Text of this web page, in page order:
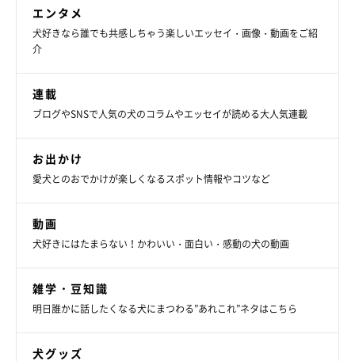
おもちちゃんってどんなコ？
エンタメ
犬好きなら誰でも共感しちゃう楽しいエッセイ・画像・動画をご紹
介
連載
ブログやSNSで人気の犬のコラムやエッセイが読める大人気連載
お出かけ
愛犬とのおでかけが楽しくなるスポット情報やコツなど
動画
犬好きにはたまらない！かわいい・面白い・感動の犬の動画
雑学・豆知識
明日誰かに話したくなる犬にまつわる”あれこれ”ネタはこちら
犬グッズ